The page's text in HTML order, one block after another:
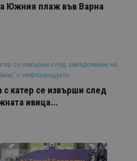
Южния плаж във Варна
катер се извърши след
ивица...